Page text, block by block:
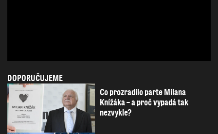
DOPORUČUJEME
Co prozradilo parte Milana
Knížáka – a proč vypadá tak
nezvykle?